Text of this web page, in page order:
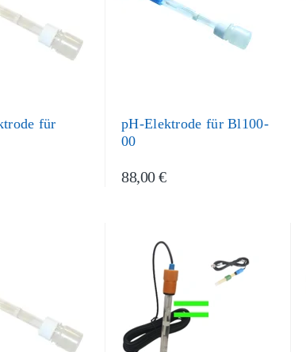
für
pH-Elektrode für Bl100-
00
88,00 €